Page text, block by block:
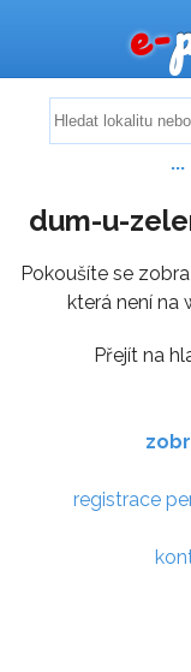
e-
dum-u-
Pokoušíte se
která není na
Přejít na
registrace